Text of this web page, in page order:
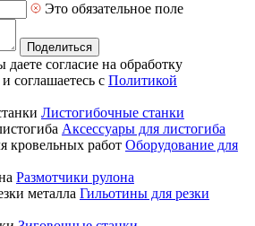
Это обязательное поле
Поделиться
согласие на обработку
соглашаетесь с Политикой
Листогибочные станки
Аксессуары для листогиба
Оборудование для
Размотчики рулона
Гильотины для резки